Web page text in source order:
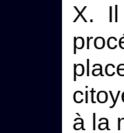
X. Il
à la